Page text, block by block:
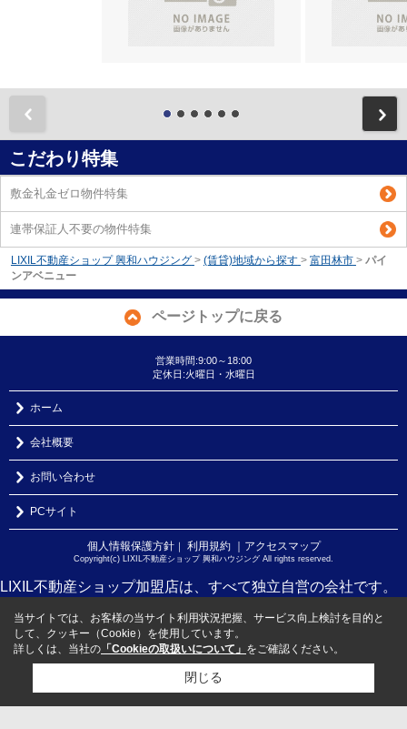
こだわり特集
敷金礼金ゼロ物件特集
連帯保証人不要の物件特集
LIXIL不動産ショップ 興和ハウジング > (賃貸)地域から探す > 富田林市 > パイ
ンアベニュー
ページトップに戻る
営業時間:9:00～18:00
定休日:火曜日・水曜日
ホーム
会社概要
お問い合わせ
PCサイト
個人情報保護方針｜ 利用規約 ｜アクセスマップ
Copyright(c) LIXIL不動産ショップ 興和ハウジング All rights reserved.
LIXIL不動産ショップ加盟店は、すべて独立自営の会社です。
当サイトでは、お客様の当サイト利用状況把握、サービス向上検討を目的と
して、クッキー（Cookie）を使用しています。
詳しくは、当社の 「Cookieの取扱いについて」 をご確認ください。
閉じる